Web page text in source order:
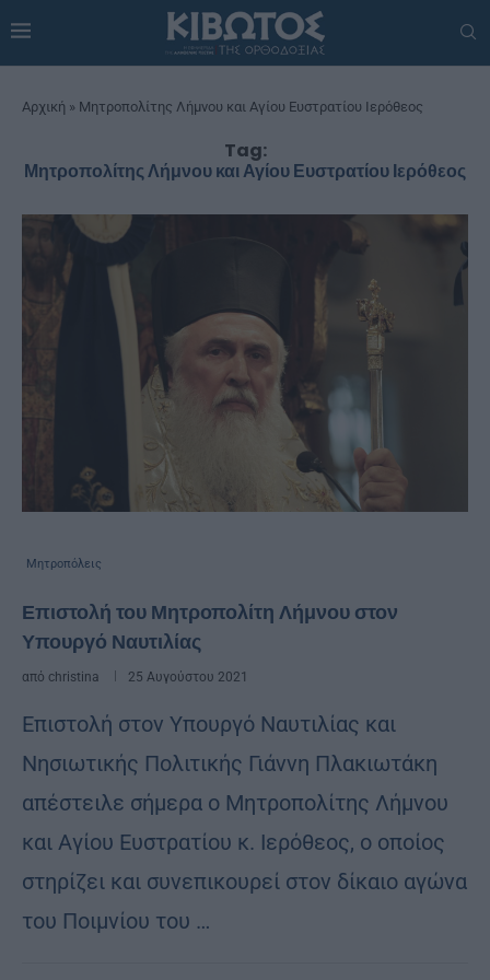
Αρχική » Μητροπολίτης Λήμνου και Αγίου Ευστρατίου Ιερόθεος
Tag:
Μητροπολίτης Λήμνου και Αγίου Ευστρατίου Ιερόθεος
Μητροπόλεις
Επιστολή του Μητροπολίτη Λήμνου στον
Υπουργό Ναυτιλίας
από christina 25 Αυγούστου 2021
Επιστολή στον Υπουργό Ναυτιλίας και
Νησιωτικής Πολιτικής Γιάννη Πλακιωτάκη
απέστειλε σήμερα ο Μητροπολίτης Λήμνου
και Αγίου Ευστρατίου κ. Ιερόθεος, ο οποίος
στηρίζει και συνεπικουρεί στον δίκαιο αγώνα
του Ποιμνίου του …